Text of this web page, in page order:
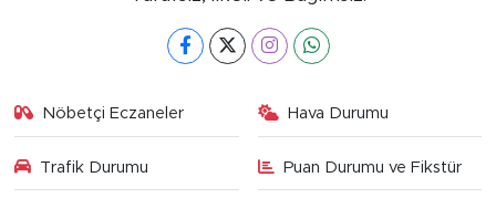
Nöbetçi Eczaneler Hava Durumu
Trafik Durumu Puan Durumu ve Fikstür